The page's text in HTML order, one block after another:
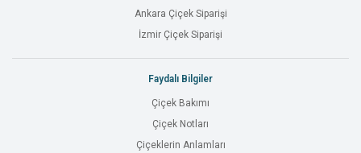
Ankara Çiçek Siparişi
İzmir Çiçek Siparişi
Faydalı Bilgiler
Çiçek Bakımı
Çiçek Notları
Çiçeklerin Anlamları